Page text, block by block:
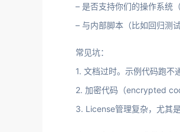
– 是否支持你们的操作系统
– 与内部脚本（比如回归测
常见坑：
1. 文档过时。示例代码跑不
2. 加密代码（encrypted
3. License管理复杂，尤其